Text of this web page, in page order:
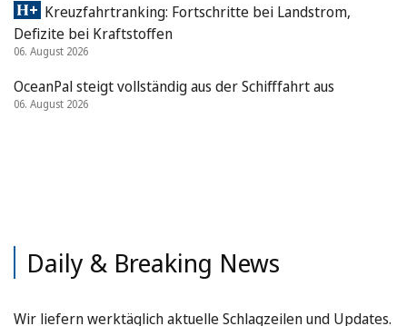
Kreuzfahrtranking: Fortschritte bei Landstrom,
Defizite bei Kraftstoffen
06. August 2026
OceanPal steigt vollständig aus der Schifffahrt aus
06. August 2026
Daily & Breaking News
Wir liefern werktäglich aktuelle Schlagzeilen und Updates.